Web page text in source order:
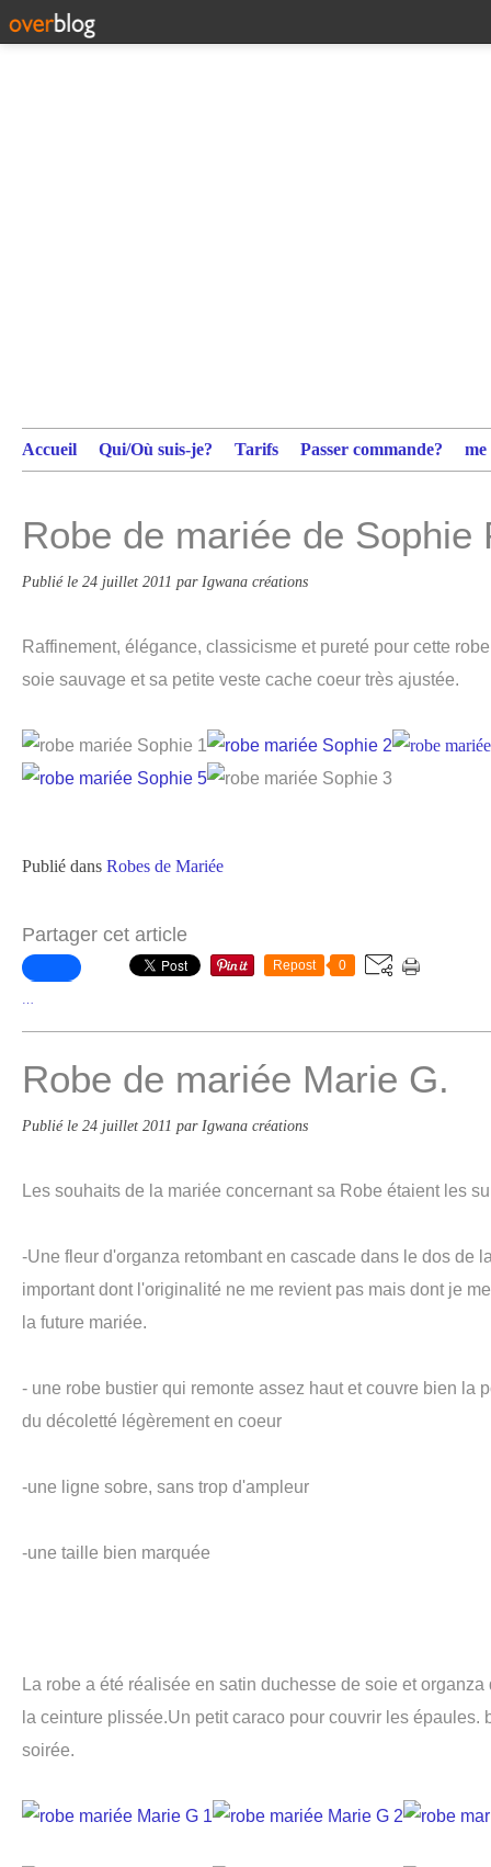
Accueil Qui/Où suis-je? Tarifs Passer commande?
Robe de mariée de Sophie
Publié le 24 juillet 2011 par Igwana créations
Raffinement, élégance, classicisme et pureté pour cette
soie sauvage et sa petite veste cache coeur très ajustée.
Publié dans Robes de Mariée
Partager cet article
Repost 0
Robe de mariée Marie G.
Publié le 24 juillet 2011 par Igwana créations
Les souhaits de la mariée concernant sa Robe étaient les
-Une fleur d'organza retombant en cascade dans le dos de
important dont l'originalité ne me revient pas mais dont je
la future mariée.
- une robe bustier qui remonte assez haut et couvre bien la
du décoletté légèrement en coeur
-une ligne sobre, sans trop d'ampleur
-une taille bien marquée
La robe a été réalisée en satin duchesse de soie et
la ceinture plissée.Un petit caraco pour couvrir les épaules.
soirée.